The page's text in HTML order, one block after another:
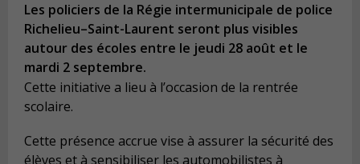
Les policiers de la Régie intermunicipale de police
Richelieu–Saint-Laurent seront plus visibles
autour des écoles entre le jeudi 28 août et le
mardi 2 septembre.
Cette initiative a lieu à l’occasion de la rentrée
scolaire.
Cette présence accrue vise à assurer la sécurité des
élèves et à sensibiliser les automobilistes à